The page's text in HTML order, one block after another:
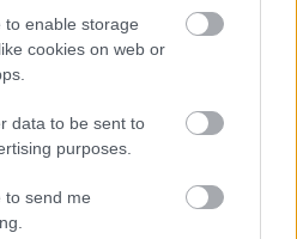
to enable storage
cookies on web or
data to be sent to
purposes.
to send me